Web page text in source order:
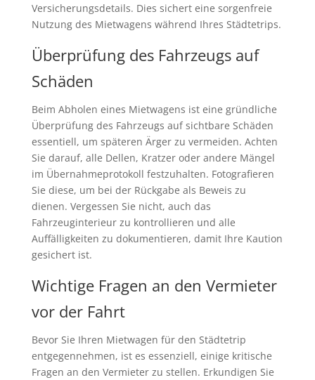
Versicherungsdetails. Dies sichert eine sorgenfreie
Nutzung des Mietwagens während Ihres Städtetrips.
Überprüfung des Fahrzeugs auf
Schäden
Beim Abholen eines Mietwagens ist eine gründliche
Überprüfung des Fahrzeugs auf sichtbare Schäden
essentiell, um späteren Ärger zu vermeiden. Achten
Sie darauf, alle Dellen, Kratzer oder andere Mängel
im Übernahmeprotokoll festzuhalten. Fotografieren
Sie diese, um bei der Rückgabe als Beweis zu
dienen. Vergessen Sie nicht, auch das
Fahrzeuginterieur zu kontrollieren und alle
Auffälligkeiten zu dokumentieren, damit Ihre Kaution
gesichert ist.
Wichtige Fragen an den Vermieter
vor der Fahrt
Bevor Sie Ihren Mietwagen für den Städtetrip
entgegennehmen, ist es essenziell, einige kritische
Fragen an den Vermieter zu stellen. Erkundigen Sie